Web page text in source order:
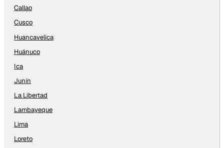
Callao
Cusco
Huancavelica
Huánuco
Ica
Junín
La Libertad
Lambayeque
Lima
Loreto